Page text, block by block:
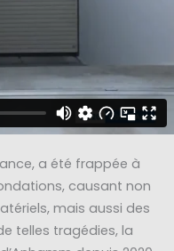
a été frappée à
causant non
mais aussi des
telles tragédies, la